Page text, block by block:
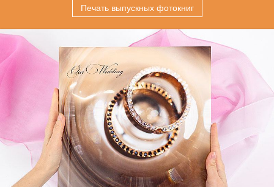
Печать выпускных фотокниг